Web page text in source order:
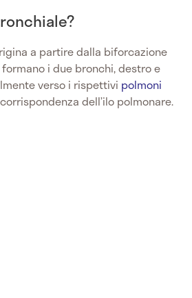
a partire dalla biforcazione
i due bronchi, destro e
verso i rispettivi polmoni
dell’ilo polmonare.